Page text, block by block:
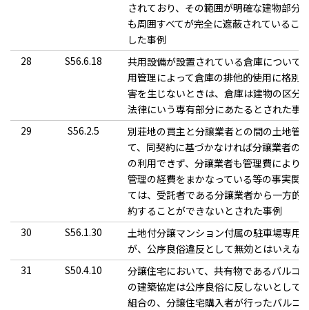
されており、その範囲が明確な建物部分
も周囲すべてが完全に遮蔽されているこ
した事例
28
S56.6.18
共用設備が設置されている倉庫について
用管理によって倉庫の排他的使用に格別
害を生じないときは、倉庫は建物の区分
法律にいう専有部分にあたるとされた事
29
S56.2.5
別荘地の買主と分譲業者との間の土地管
て、同契約に基づかなければ分譲業者の
の利用できず、分譲業者も管理費により
管理の経費をまかなっている等の事実関
ては、受託者である分譲業者から一方的
約することができないとされた事例
30
S56.1.30
土地付分譲マンション付属の駐車場専用
が、公序良俗違反として無効とはいえな
31
S50.4.10
分譲住宅において、共有物であるバルコ
の建築協定は公序良俗に反しないとして
組合の、分譲住宅購入者が行ったバルコ